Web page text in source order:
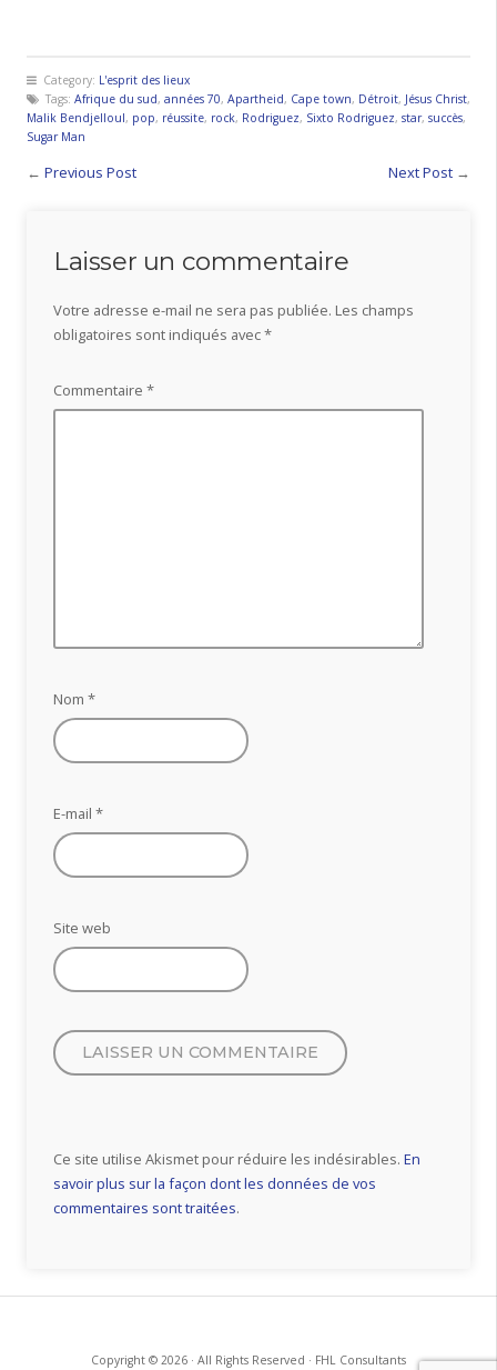
Category: L'esprit des lieux
Tags: Afrique du sud, années 70, Apartheid, Cape town, Détroit, Jésus Christ,
Malik Bendjelloul, pop, réussite, rock, Rodriguez, Sixto Rodriguez, star, succès,
Sugar Man
← Previous Post Next Post →
Laisser un commentaire
Votre adresse e-mail ne sera pas publiée. Les champs
obligatoires sont indiqués avec*
Commentaire *
Nom *
E-mail *
Site web
Ce site utilise Akismet pour réduire les indésirables. En
savoir plus sur la façon dont les données de vos
commentaires sont traitées.
Copyright © 2026 · All Rights Reserved · FHL Consultants